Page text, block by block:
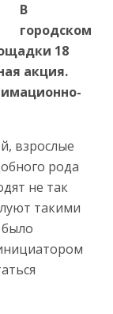
В
городском
18
акция.
взрослые
рода
не так
такими